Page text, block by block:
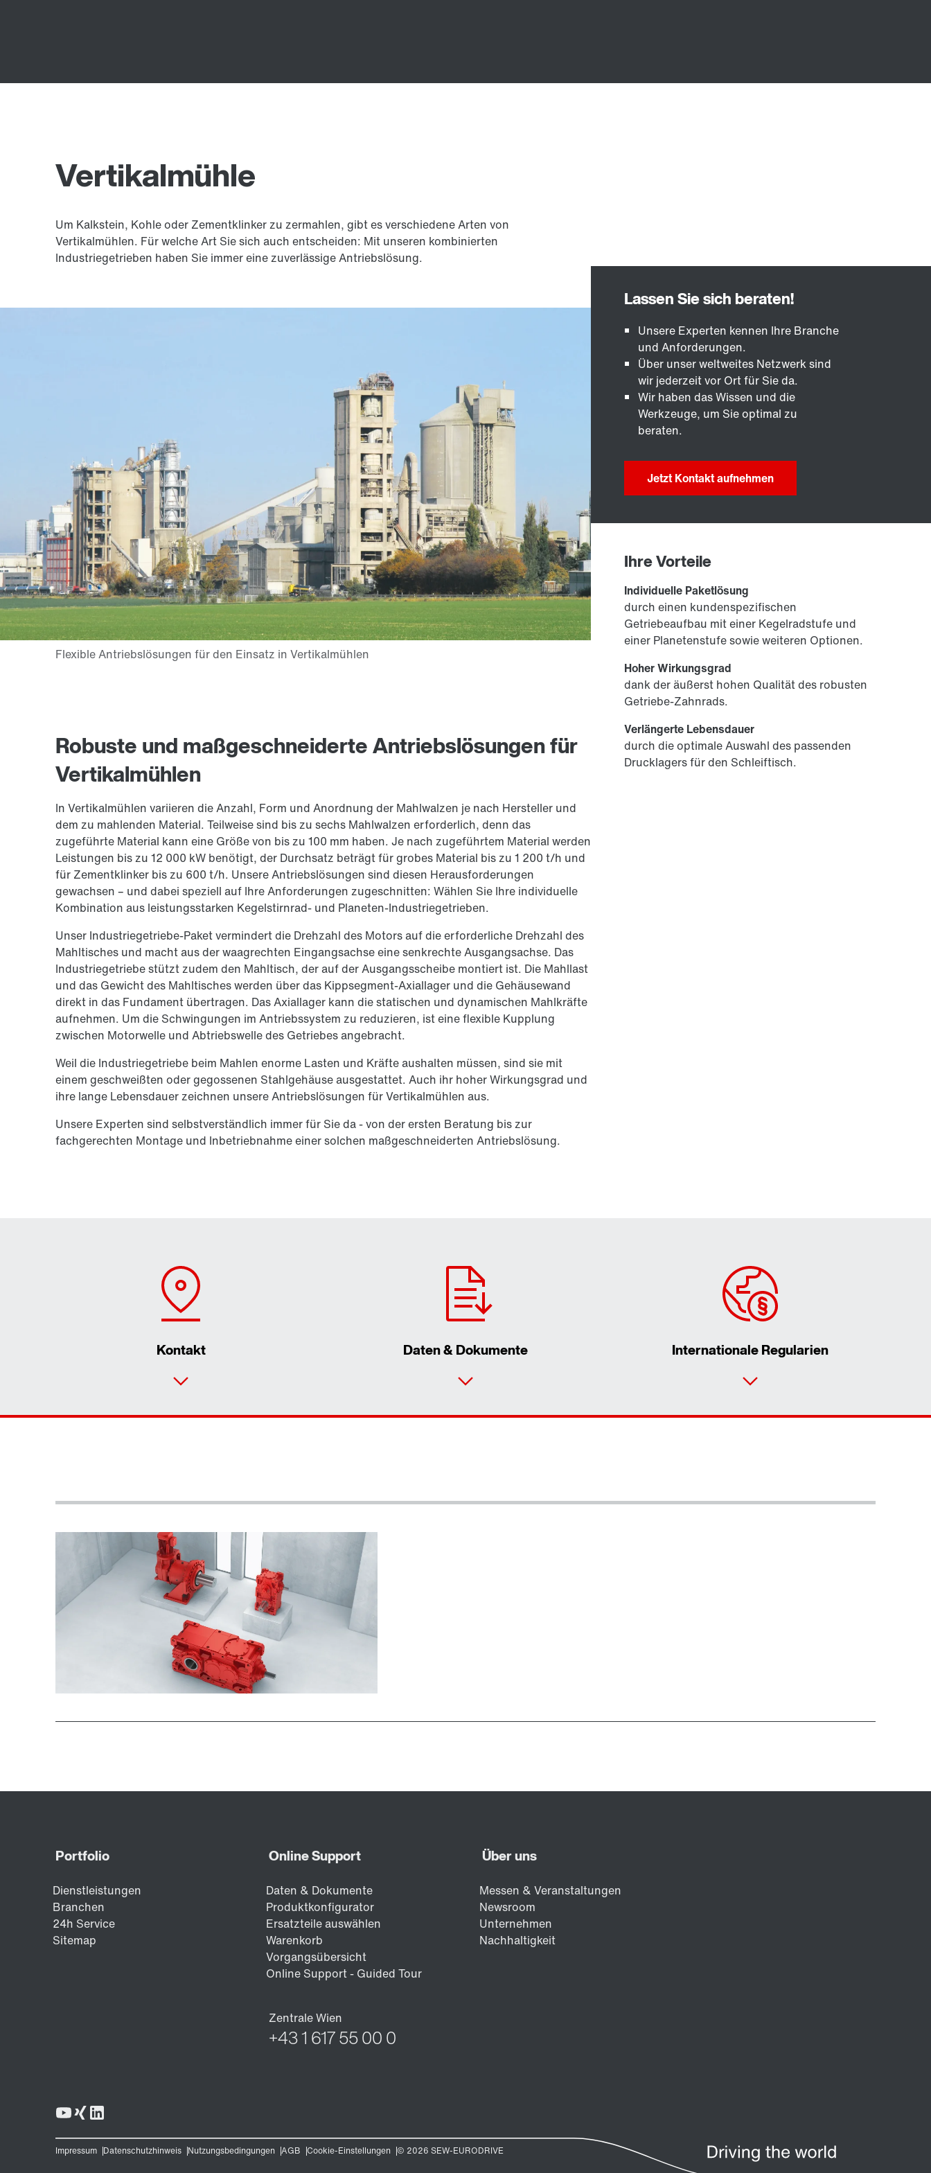
Vertikalmühle
Um Kalkstein, Kohle oder Zementklinker zu zermahlen, gibt es verschiedene Arten von
Vertikalmühlen. Für welche Art Sie sich auch entscheiden: Mit unseren kombinierten
Industriegetrieben haben Sie immer eine zuverlässige Antriebslösung.
Robuste und maßgeschneiderte Antriebslösungen für
Vertikalmühlen
In Vertikalmühlen variieren die Anzahl, Form und Anordnung der Mahlwalzen je nach Hersteller und
dem zu mahlenden Material. Teilweise sind bis zu sechs Mahlwalzen erforderlich, denn das
zugeführte Material kann eine Größe von bis zu 100 mm haben. Je nach zugeführtem Material werden
Leistungen bis zu 12 000 kW benötigt, der Durchsatz beträgt für grobes Material bis zu 1 200 t/h und
für Zementklinker bis zu 600 t/h. Unsere Antriebslösungen sind diesen Herausforderungen
gewachsen – und dabei speziell auf Ihre Anforderungen zugeschnitten: Wählen Sie Ihre individuelle
Kombination aus leistungsstarken Kegelstirnrad- und Planeten-Industriegetrieben.
Unser Industriegetriebe-Paket vermindert die Drehzahl des Motors auf die erforderliche Drehzahl des
Mahltisches und macht aus der waagrechten Eingangsachse eine senkrechte Ausgangsachse. Das
Industriegetriebe stützt zudem den Mahltisch, der auf der Ausgangsscheibe montiert ist. Die Mahllast
und das Gewicht des Mahltisches werden über das Kippsegment-Axiallager und die Gehäusewand
direkt in das Fundament übertragen. Das Axiallager kann die statischen und dynamischen Mahlkräfte
aufnehmen. Um die Schwingungen im Antriebssystem zu reduzieren, ist eine flexible Kupplung
zwischen Motorwelle und Abtriebswelle des Getriebes angebracht.
Weil die Industriegetriebe beim Mahlen enorme Lasten und Kräfte aushalten müssen, sind sie mit
einem geschweißten oder gegossenen Stahlgehäuse ausgestattet. Auch ihr hoher Wirkungsgrad und
ihre lange Lebensdauer zeichnen unsere Antriebslösungen für Vertikalmühlen aus.
Unsere Experten sind selbstverständlich immer für Sie da - von der ersten Beratung bis zur
fachgerechten Montage und Inbetriebnahme einer solchen maßgeschneiderten Antriebslösung.
Unsere Experten kennen Ihre Branche
und Anforderungen.
Über unser weltweites Netzwerk sind
wir jederzeit vor Ort für Sie da.
Wir haben das Wissen und die
Werkzeuge, um Sie optimal zu
beraten.
Jetzt Kontakt aufnehmen
Ihre Vorteile
Individuelle Paketlösung
durch einen kundenspezifischen
Getriebeaufbau mit einer Kegelradstufe und
einer Planetenstufe sowie weiteren Optionen.
Hoher Wirkungsgrad
dank der äußerst hohen Qualität des robusten
Getriebe-Zahnrads.
Verlängerte Lebensdauer
durch die optimale Auswahl des passenden
Drucklagers für den Schleiftisch.
Kontakt Daten & Dokumente Internationale Regularien